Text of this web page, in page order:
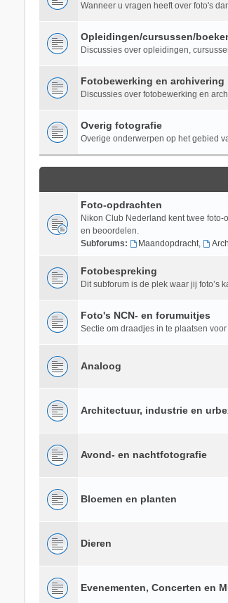
Wanneer u vragen heeft over foto's
Opleidingen/cursussen/
Discussies over opleidingen,
Fotobewerking en archivering
Discussies over fotobewerking en
Overig fotografie
Overige onderwerpen op het gebied
Foto-opdrachten
Nikon Club Nederland kent twee
en beoordelen.
Subforums:
Maandopdracht,
Fotobespreking
Dit subforum is de plek waar jij foto’s
Foto's NCN- en forumuitjes
Sectie om draadjes in te plaatsen
Analoog
Architectuur, industrie en
Avond- en nachtfotografie
Bloemen en planten
Dieren
Evenementen, Concerten en